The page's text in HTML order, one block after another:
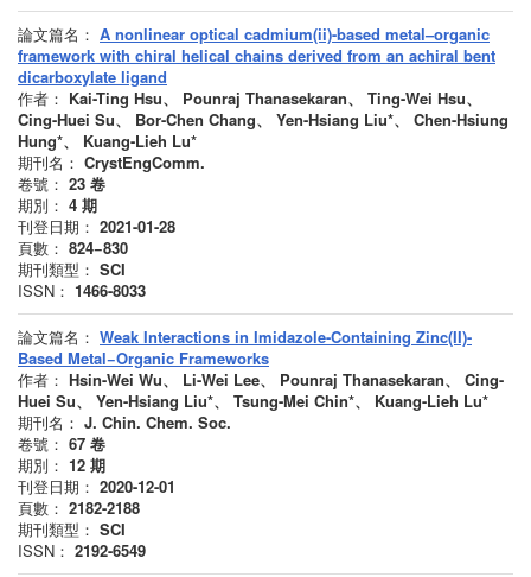
論文篇名： A nonlinear optical cadmium(ii)-based metal–organic
framework with chiral helical chains derived from an achiral bent
dicarboxylate ligand
作者： Kai-Ting Hsu、 Pounraj Thanasekaran、 Ting-Wei Hsu、
Cing-Huei Su、 Bor-Chen Chang、 Yen-Hsiang Liu*、 Chen-Hsiung
Hung*、 Kuang-Lieh Lu*
期刊名： CrystEngComm.
卷號： 23 卷
期別： 4 期
刊登日期： 2021-01-28
頁數： 824−830
期刊類型： SCI
ISSN： 1466-8033
論文篇名： Weak Interactions in Imidazole-Containing Zinc(II)-
Based Metal−Organic Frameworks
作者： Hsin-Wei Wu、 Li-Wei Lee、 Pounraj Thanasekaran、 Cing-
Huei Su、 Yen-Hsiang Liu*、 Tsung-Mei Chin*、 Kuang-Lieh Lu*
期刊名： J. Chin. Chem. Soc.
卷號： 67 卷
期別： 12 期
刊登日期： 2020-12-01
頁數： 2182-2188
期刊類型： SCI
ISSN： 2192-6549